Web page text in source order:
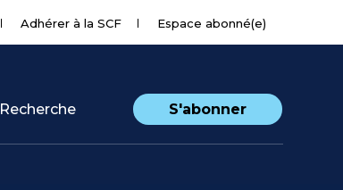
Adhérer à la SCF Espace abonné(e)
Recherche S'abonner